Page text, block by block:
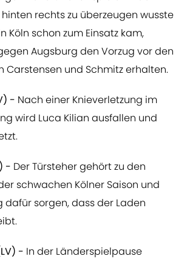
rechts zu überzeugen wusste
Köln schon zum Einsatz kam,
Augsburg den Vorzug vor den
Carstensen und Schmitz erhalten.
- Nach einer Knieverletzung im
wird Luca Kilian ausfallen und
- Der Türsteher gehört zu den
schwachen Kölner Saison und
dafür sorgen, dass der Laden
- In der Länderspielpause